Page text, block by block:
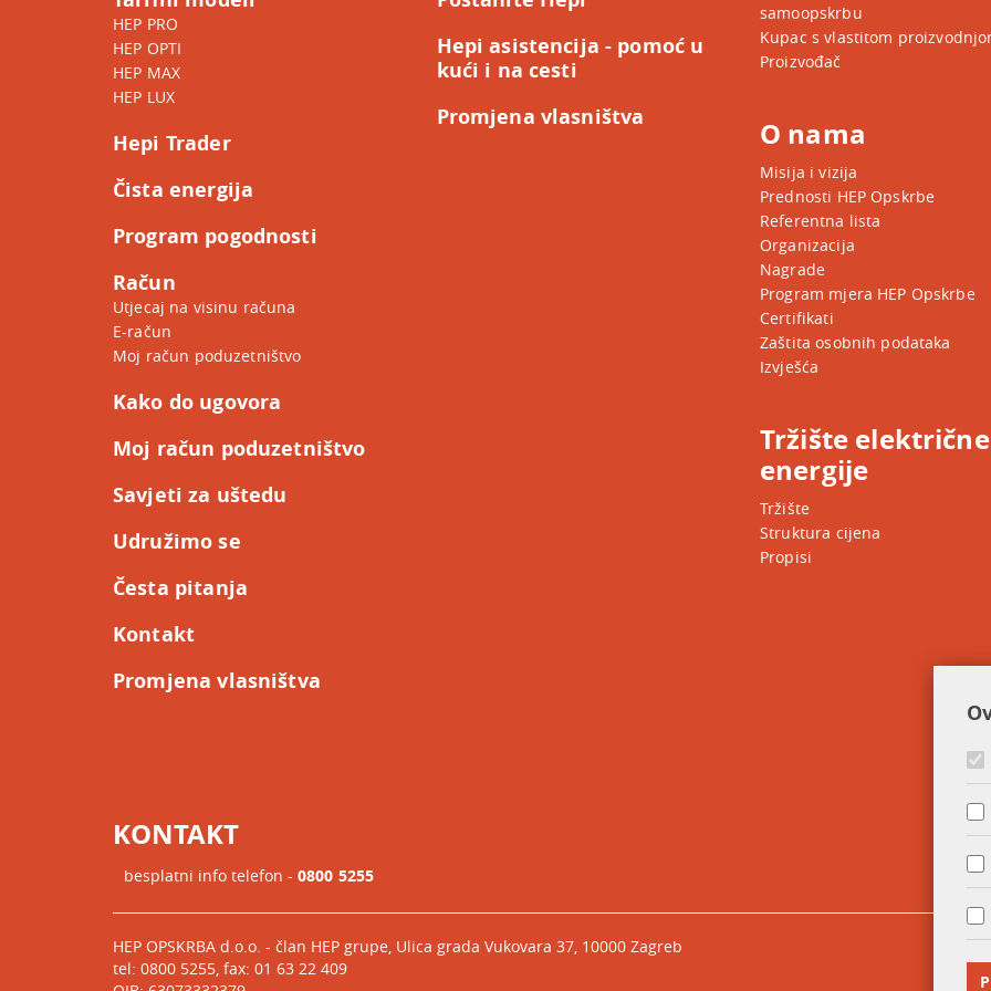
HEP PRO
HEP OPTI
HEP MAX
HEP LUX
Hepi Trader
Čista energija
Program pogodnosti
Račun
Utjecaj na visinu računa
E-račun
Moj račun poduzetništvo
Kako do ugovora
Moj račun poduzetništvo
Savjeti za uštedu
Udružimo se
Česta pitanja
Kontakt
Promjena vlasništva
Hepi asistencija - pomoć u
kući i na cesti
Promjena vlasništva
samoopskrbu
Kupac s vlastitom
Proizvođač
O nama
Misija i vizija
Prednosti HEP Opskrbe
Referentna lista
Organizacija
Nagrade
Program mjera HEP Opskrbe
Certifikati
Zaštita osobnih podataka
Izvješća
Tržište električne
energije
Tržište
Struktura cijena
Propisi
KONTAKT
besplatni info telefon - 0800 5255
HEP OPSKRBA d.o.o. - član HEP grupe, Ulica grada Vukovara 37, 10000 Zagreb
tel: 0800 5255, fax: 01 63 22 409